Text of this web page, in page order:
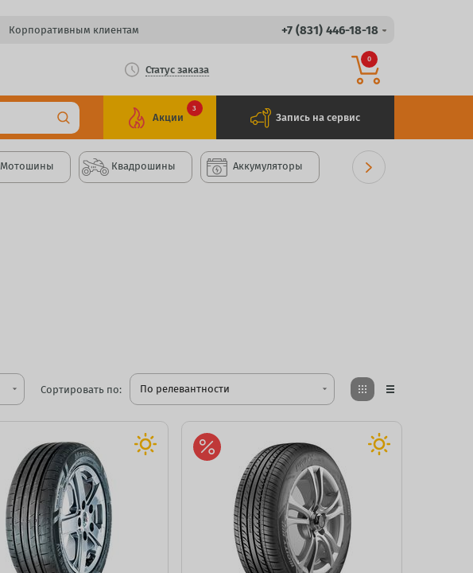
Корпоративным клиентам +7 (831) 446-18-18
Статус заказа
0
Акции
3
Запись на сервис
Мотошины Квадрошины Аккумуляторы
arrow_drop_down Сортировать по: По релевантности arrow_drop_down